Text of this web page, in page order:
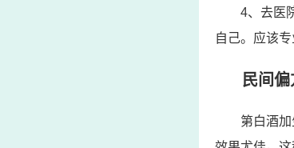
4、去医
自己。应该
民间
第白酒